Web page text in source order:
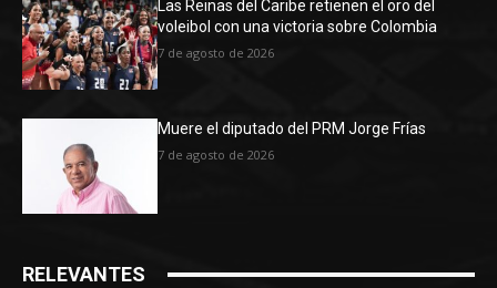
Las Reinas del Caribe retienen el oro del
voleibol con una victoria sobre Colombia
7 de agosto de 2026
Muere el diputado del PRM Jorge Frías
7 de agosto de 2026
RELEVANTES